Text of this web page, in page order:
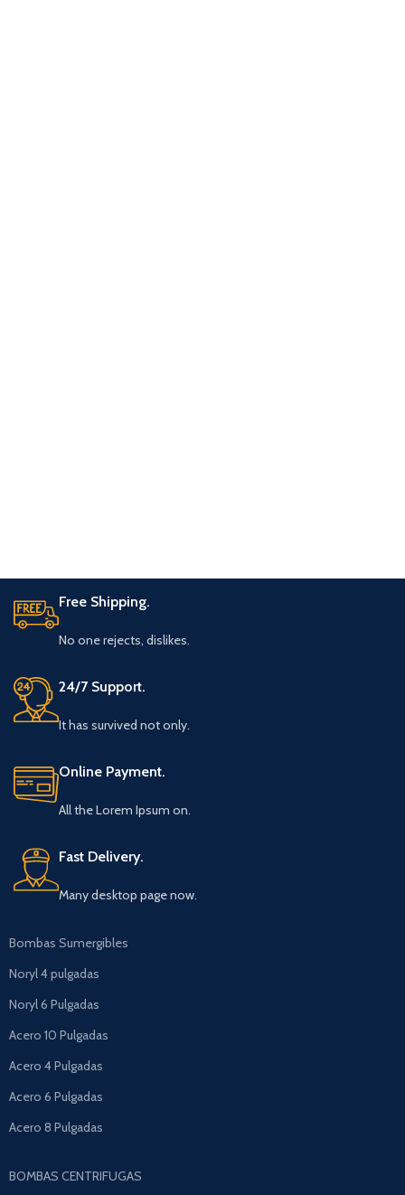
Free Shipping.
No one rejects, dislikes.
24/7 Support.
It has survived not only.
Online Payment.
All the Lorem Ipsum on.
Fast Delivery.
Many desktop page now.
Bombas Sumergibles
Noryl 4 pulgadas
Noryl 6 Pulgadas
Acero 10 Pulgadas
Acero 4 Pulgadas
Acero 6 Pulgadas
Acero 8 Pulgadas
BOMBAS CENTRIFUGAS